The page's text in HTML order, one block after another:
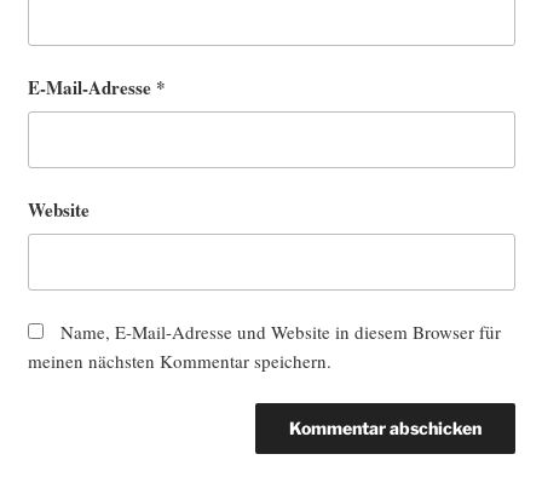
E-Mail-Adresse *
Website
Name, E-Mail-Adresse und Website in diesem Browser für
meinen nächsten Kommentar speichern.